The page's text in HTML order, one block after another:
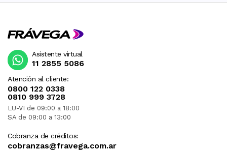
Atención al cliente:
0800 122 0338
0810 999 3728
LU-VI de 09:00 a 18:00
SA de 09:00 a 13:00
Cobranza de créditos:
cobranzas@fravega.com.ar
Asistente virtual
11 2855 5086